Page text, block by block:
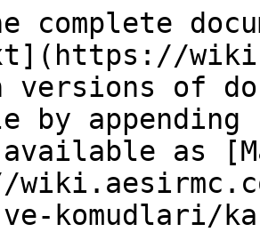
complete
versions of
by
as
komudlari/